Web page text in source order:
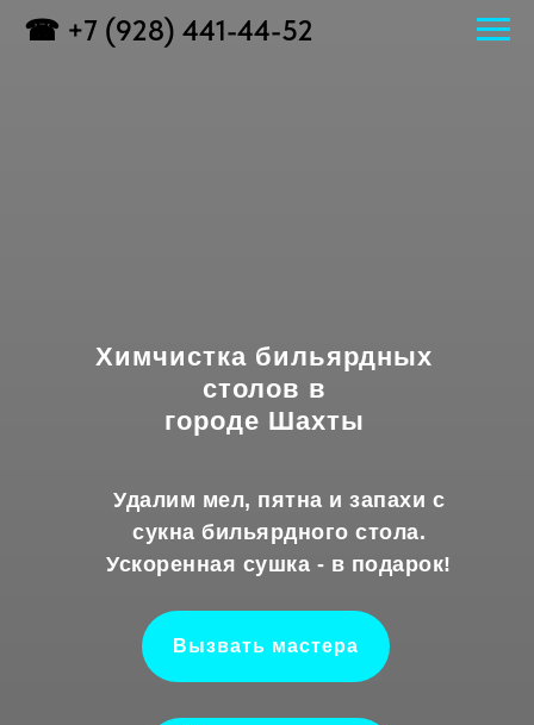
☎ +7 (928) 441-44-52
Химчистка бильярдных
столов в
городе Шахты
Удалим мел, пятна и запахи с
сукна бильярдного стола.
Ускоренная сушка - в подарок!
Вызвать мастера